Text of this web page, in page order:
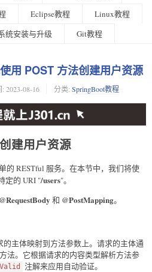
Eclipse教程
Linux教程
统安装与升级 Git教程
用 POST 方法创建用户资源
: 2023-08-16 分类: SpringBoot教程
建用户资源
的 RESTful 服务。在本节中，我们将使
定的 URI "/users"。
@RequestBody 和 @PostMapping。
的主体映射到方法参数上。请求的主体通
法。它根据请求的内容类型解析方法参
注解来应用自动验证。